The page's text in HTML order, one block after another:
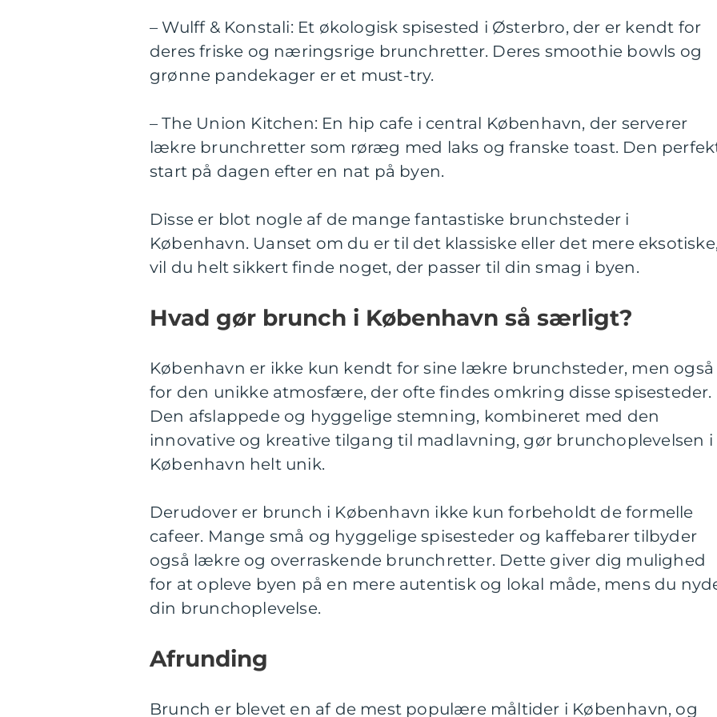
– Wulff & Konstali: Et økologisk spisested i Østerbro, der er kendt for
deres friske og næringsrige brunchretter. Deres smoothie bowls og
grønne pandekager er et must-try.
– The Union Kitchen: En hip cafe i central København, der serverer
lækre brunchretter som røræg med laks og franske toast. Den
start på dagen efter en nat på byen.
Disse er blot nogle af de mange fantastiske brunchsteder i
København. Uanset om du er til det klassiske eller det mere
vil du helt sikkert finde noget, der passer til din smag i byen.
Hvad gør brunch i København så særligt?
København er ikke kun kendt for sine lækre brunchsteder, men også
for den unikke atmosfære, der ofte findes omkring disse spisesteder.
Den afslappede og hyggelige stemning, kombineret med den
innovative og kreative tilgang til madlavning, gør brunchoplevelsen i
København helt unik.
Derudover er brunch i København ikke kun forbeholdt de formelle
cafeer. Mange små og hyggelige spisesteder og kaffebarer tilbyder
også lækre og overraskende brunchretter. Dette giver dig mulighed
for at opleve byen på en mere autentisk og lokal måde, mens du
din brunchoplevelse.
Afrunding
Brunch er blevet en af de mest populære måltider i København, og